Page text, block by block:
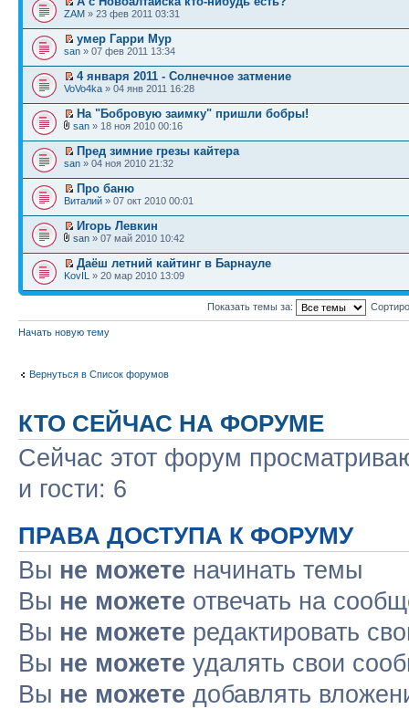
ZAM » 23 фев 2011 03:31
умер Гарри Мур
san » 07 фев 2011 13:34
4 января 2011 - Солнечное затмение
VoVo4ka » 04 янв 2011 16:28
На "Бобровую заимку" пришли бобры!
san » 18 ноя 2010 00:16
Пред зимние грезы кайтера
san » 04 ноя 2010 21:32
Про баню
Виталий » 07 окт 2010 00:01
Игорь Левкин
san » 07 май 2010 10:42
Даёш летний кайтинг в Барнауле
KovIL » 20 мар 2010 13:09
Показать темы за:
Начать новую тему
Вернуться в Список форумов
КТО СЕЙЧАС НА ФОРУМЕ
Сейчас этот форум
и гости: 6
ПРАВА ДОСТУПА К ФОРУМУ
Вы не можете начинать темы
Вы не можете отвечать на
Вы не можете редактировать
Вы не можете удалять свои
Вы не можете добавлять